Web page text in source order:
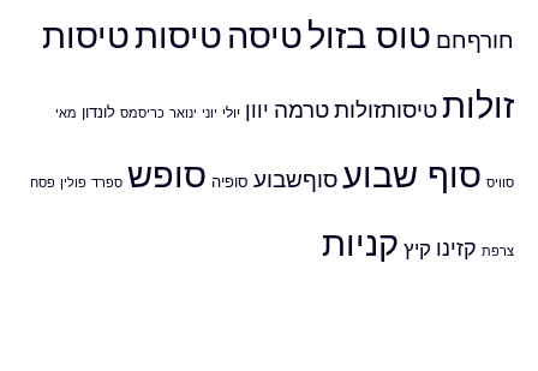
חורףחם טוס בזולטיסה טיסותטיסות
זולותטיסותזולותטרמה יוון יולי יוני ינואר כריסמס לונדון מאי
סוויס סוף שבועסוףשבוע סופיה סופש ספרד פולין פסח
צרפת קזינו קיץ קניות